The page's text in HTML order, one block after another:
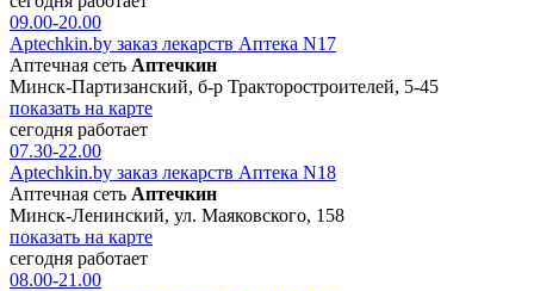
09.00-20.00
Aptechkin.by заказ лекарств Аптека N17
Аптечная сеть Аптечкин
Минск-Партизанский, б-р Тракторостроителей, 5-45
показать на карте
сегодня работает
07.30-22.00
Aptechkin.by заказ лекарств Аптека N18
Аптечная сеть Аптечкин
Минск-Ленинский, ул. Маяковского, 158
показать на карте
сегодня работает
08.00-21.00